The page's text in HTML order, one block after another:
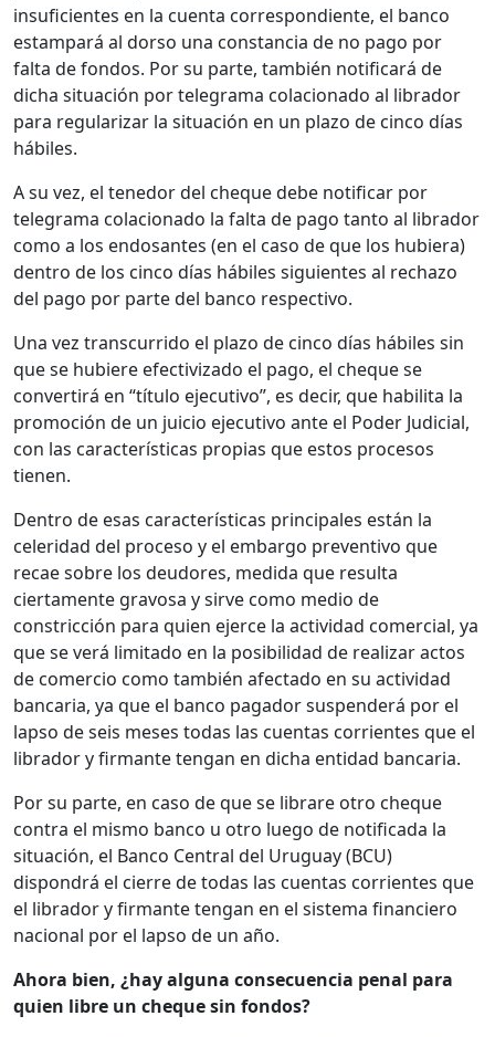
insuficientes en la cuenta correspondiente, el banco
estampará al dorso una constancia de no pago por
falta de fondos. Por su parte, también notificará de
dicha situación por telegrama colacionado al librador
para regularizar la situación en un plazo de cinco días
hábiles.
A su vez, el tenedor del cheque debe notificar por
telegrama colacionado la falta de pago tanto al librador
como a los endosantes (en el caso de que los hubiera)
dentro de los cinco días hábiles siguientes al rechazo
del pago por parte del banco respectivo.
Una vez transcurrido el plazo de cinco días hábiles sin
que se hubiere efectivizado el pago, el cheque se
convertirá en “título ejecutivo”, es decir, que habilita la
promoción de un juicio ejecutivo ante el Poder Judicial,
con las características propias que estos procesos
tienen.
Dentro de esas características principales están la
celeridad del proceso y el embargo preventivo que
recae sobre los deudores, medida que resulta
ciertamente gravosa y sirve como medio de
constricción para quien ejerce la actividad comercial, ya
que se verá limitado en la posibilidad de realizar actos
de comercio como también afectado en su actividad
bancaria, ya que el banco pagador suspenderá por el
lapso de seis meses todas las cuentas corrientes que el
librador y firmante tengan en dicha entidad bancaria.
Por su parte, en caso de que se librare otro cheque
contra el mismo banco u otro luego de notificada la
situación, el Banco Central del Uruguay (BCU)
dispondrá el cierre de todas las cuentas corrientes que
el librador y firmante tengan en el sistema financiero
nacional por el lapso de un año.
Ahora bien, ¿hay alguna consecuencia penal para
quien libre un cheque sin fondos?